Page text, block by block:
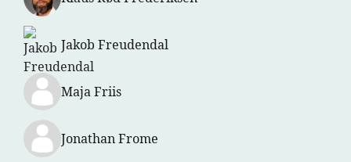
Jakob Freudendal
Maja Friis
Jonathan Frome